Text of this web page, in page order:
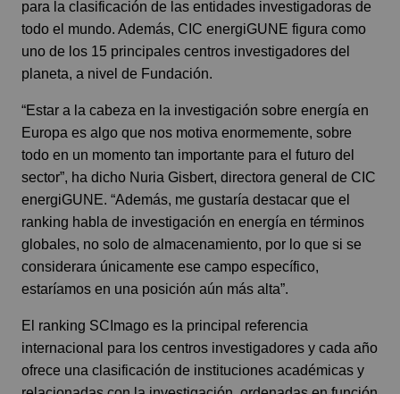
para la clasificación de las entidades investigadoras de
todo el mundo. Además, CIC energiGUNE figura como
uno de los 15 principales centros investigadores del
planeta, a nivel de Fundación.
“Estar a la cabeza en la investigación sobre energía en
Europa es algo que nos motiva enormemente, sobre
todo en un momento tan importante para el futuro del
sector”, ha dicho Nuria Gisbert, directora general de CIC
energiGUNE. “Además, me gustaría destacar que el
ranking habla de investigación en energía en términos
globales, no solo de almacenamiento, por lo que si se
considerara únicamente ese campo específico,
estaríamos en una posición aún más alta”.
El ranking SCImago es la principal referencia
internacional para los centros investigadores y cada año
ofrece una clasificación de instituciones académicas y